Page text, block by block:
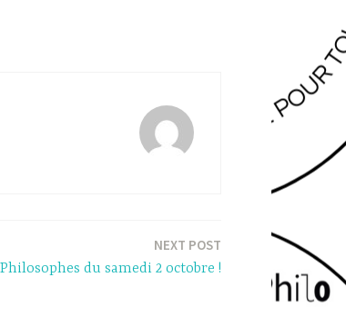
NEXT POST
du samedi 2 octobre !